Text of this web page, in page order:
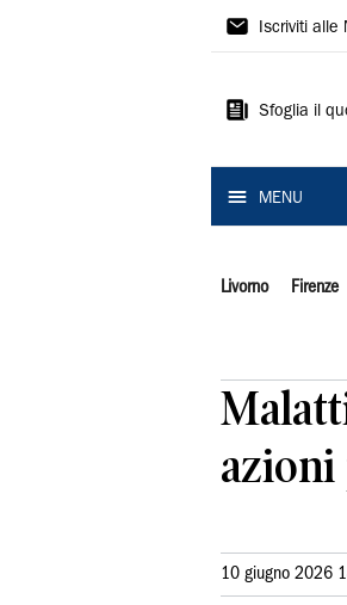
Il
Iscriviti alle
Sfoglia il
MENU
Livorno Firenze
azioni
10 giugno 2026